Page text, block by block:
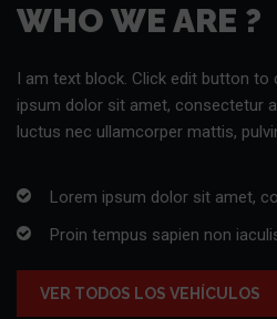
WHO WE ARE ?
I am text block. Click edit button to
ipsum dolor sit amet, consectetur
luctus nec ullamcorper mattis,
Lorem ipsum dolor sit amet,
Proin tempus sapien non
VER TODOS LOS VEHÍCULOS